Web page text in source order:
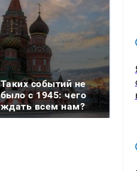
Таких событий не
было с 1945: чего
ждать всем нам?
В